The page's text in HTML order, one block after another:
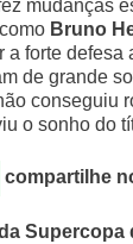
mudanças
Bruno
a forte
de grande
conseguiu
o sonho do
compartilhe
Supercopa